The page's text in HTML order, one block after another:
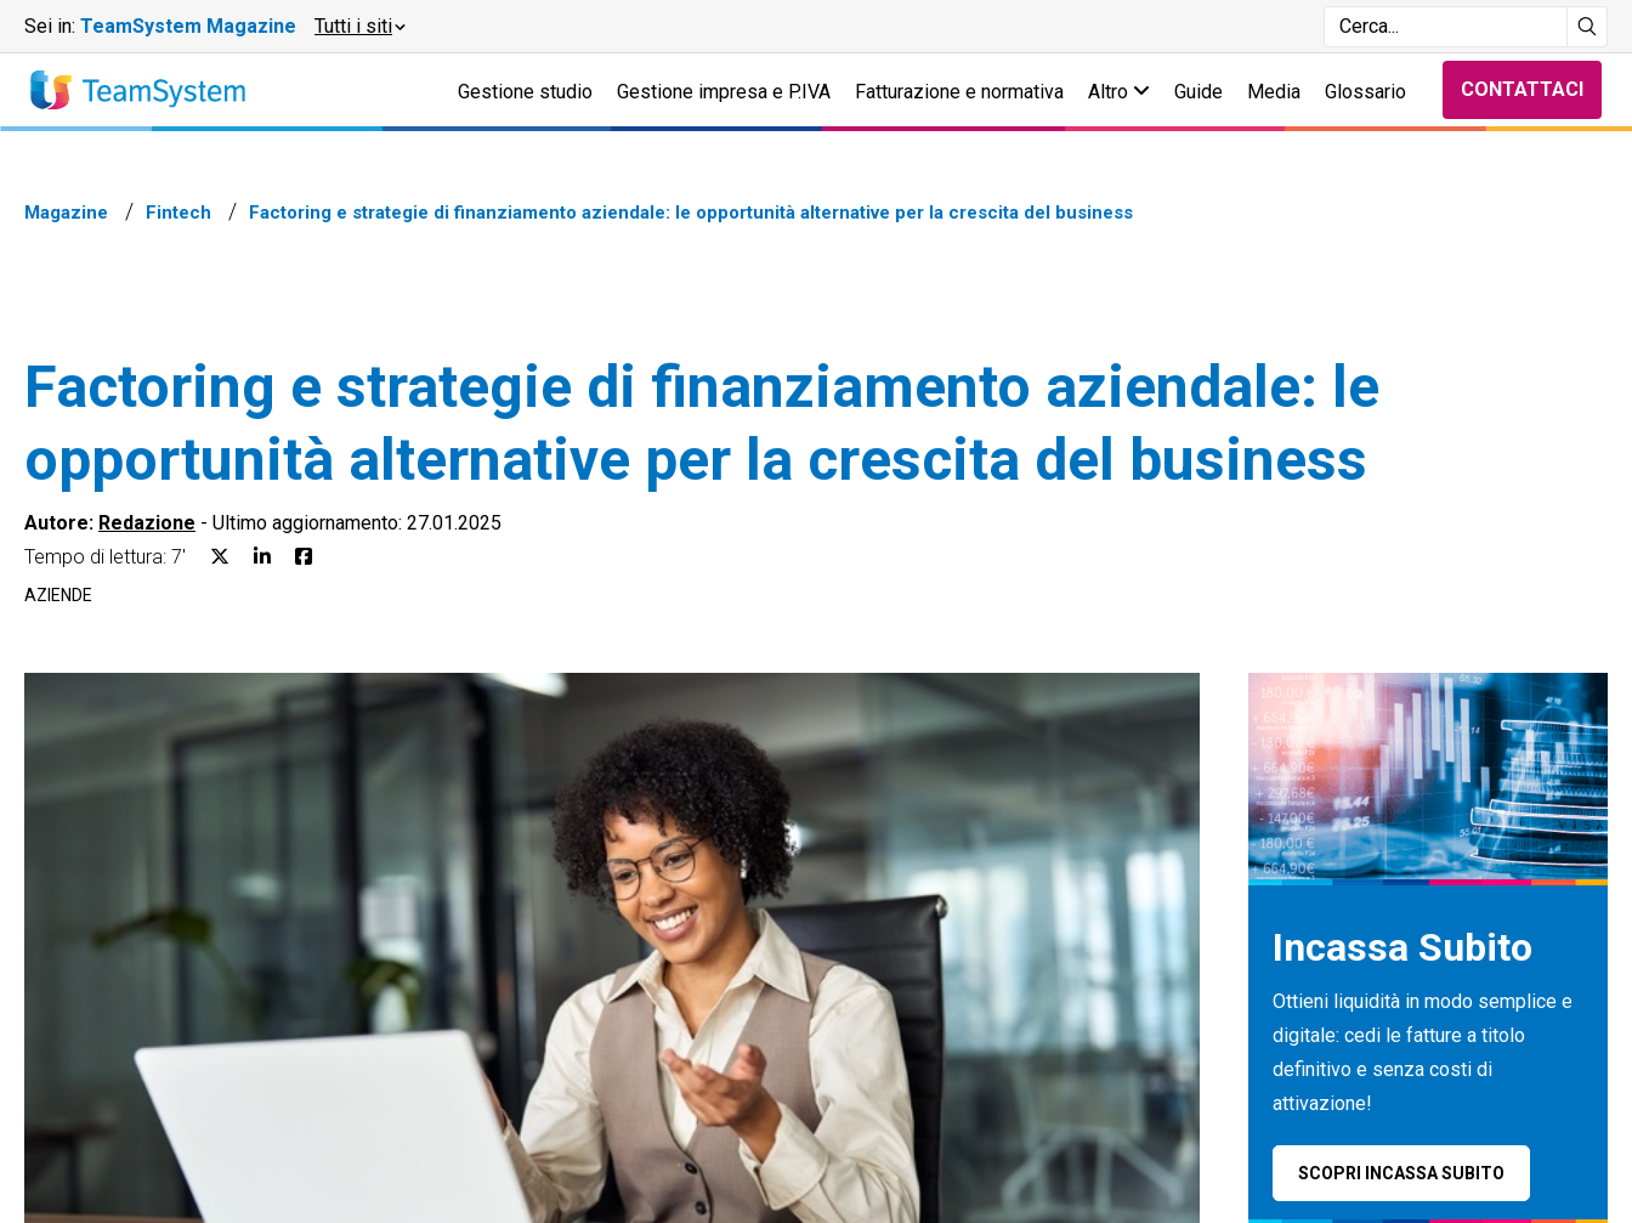
Sei in: TeamSystem Magazine Tutti i siti
Gestione studio Gestione impresa e P.IVA Fatturazione e normativa Altro Guide Media Glossario CONTATTACI
Magazine Fintech Factoring e strategie di finanziamento aziendale: le opportunità alternative per la crescita del business
Factoring e strategie di finanziamento aziendale: le
opportunità alternative per la crescita del business
Autore: Redazione - Ultimo aggiornamento: 27.01.2025
Tempo di lettura: 7'
AZIENDE
Incassa Subito
Ottieni liquidità in modo semplice e
digitale: cedi le fatture a titolo
definitivo e senza costi di
attivazione!
SCOPRI INCASSA SUBITO